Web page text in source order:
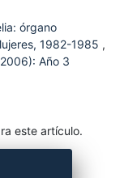
órgano
1982-1985 ,
Año 3
este artículo.